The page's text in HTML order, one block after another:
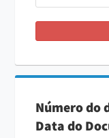
Número do
Data do